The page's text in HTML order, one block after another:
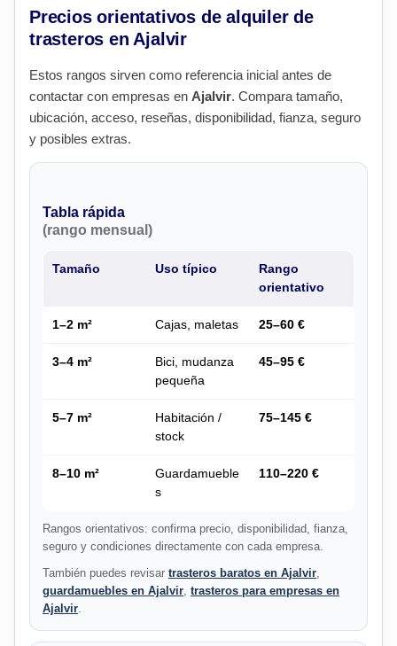
Precios orientativos de alquiler de
trasteros en Ajalvir
Estos rangos sirven como referencia inicial antes de
contactar con empresas en Ajalvir. Compara tamaño,
ubicación, acceso, reseñas, disponibilidad, fianza, seguro
y posibles extras.
Tabla rápida
(rango mensual)
Tamaño Uso típico
Rango
orientativo
1–2 m² Cajas, maletas 25–60 €
3–4 m²
Bici, mudanza
pequeña
45–95 €
5–7 m²
Habitación /
stock
75–145 €
8–10 m²
Guardamueble
s
110–220 €
Rangos orientativos: confirma precio, disponibilidad, fianza,
seguro y condiciones directamente con cada empresa.
También puedes revisar trasteros baratos en Ajalvir,
guardamuebles en Ajalvir, trasteros para empresas en
Ajalvir.